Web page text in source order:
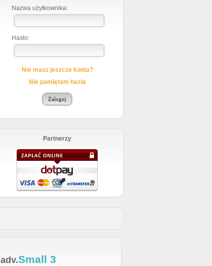
Nazwa użytkownika:
Hasło:
Nie masz jeszcze konta?
Nie pamiętam hasla
Partnerzy
adv.Small 3